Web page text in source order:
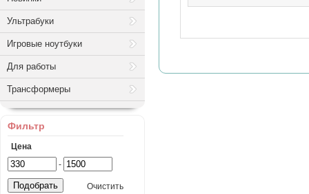
Ультрабуки
Игровые ноутбуки
Для работы
Трансформеры
Фильтр
Цена
-
Очистить